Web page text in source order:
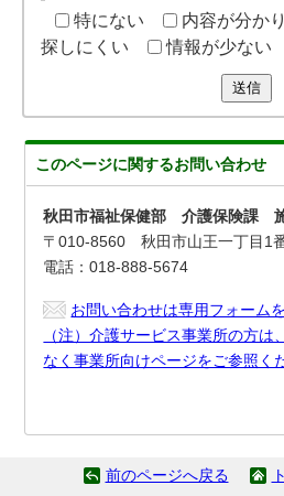
特にない
内容が分か
探しにくい
情報が少ない
送信
このページに関するお問い合わせ
秋田市福祉保健部 介護保険課
〒010-8560 秋田市山王一丁目1
電話：018-888-5674
お問い合わせは専用フォーム
（注）介護サービス事業所の方は
なく事業所向けページをご参照く
前のページへ戻る